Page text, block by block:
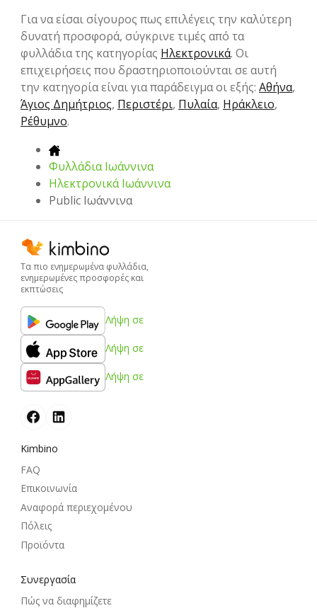
Για να είσαι σίγουρος πως επιλέγεις την καλύτερη
δυνατή προσφορά, σύγκρινε τιμές από τα
φυλλάδια της κατηγορίας Hλεκτρονικά. Οι
επιχειρήσεις που δραστηριοποιούνται σε αυτή
την κατηγορία είναι για παράδειγμα οι εξής: Αθήνα,
Άγιος Δημήτριος, Περιστέρι, Πυλαία, Ηράκλειο,
Ρέθυμνο.
Φυλλάδια Ιωάννινα
Hλεκτρονικά Ιωάννινα
Public Ιωάννινα
Τα πιο ενημερωμένα φυλλάδια,
ενημερωμένες προσφορές και
εκπτώσεις
Λήψη σε
Λήψη σε
Λήψη σε
Kimbino
FAQ
Επικοινωνία
Αναφορά περιεχομένου
Πόλεις
Προϊόντα
Συνεργασία
Πώς να διαφημίζετε